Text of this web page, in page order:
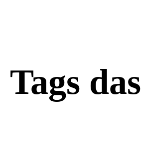
Tags das